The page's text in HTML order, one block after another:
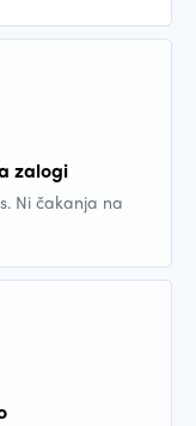
zalogi
Ni čakanja na